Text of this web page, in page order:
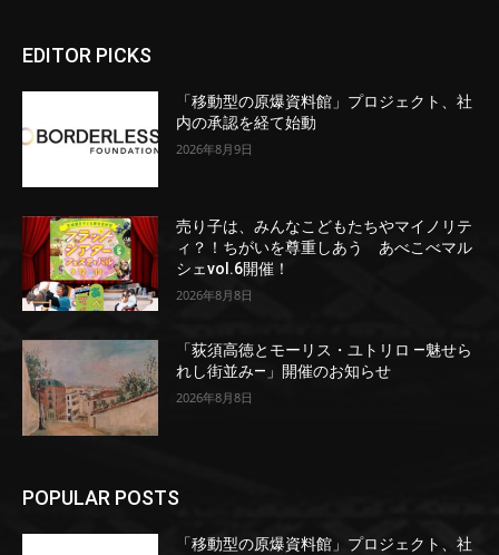
EDITOR PICKS
「移動型の原爆資料館」プロジェクト、社
内の承認を経て始動
2026年8月9日
売り子は、みんなこどもたちやマイノリテ
ィ？！ちがいを尊重しあう あべこべマル
シェvol.6開催！
2026年8月8日
「荻須高徳とモーリス・ユトリロ ―魅せら
れし街並み―」開催のお知らせ
2026年8月8日
POPULAR POSTS
「移動型の原爆資料館」プロジェクト、社